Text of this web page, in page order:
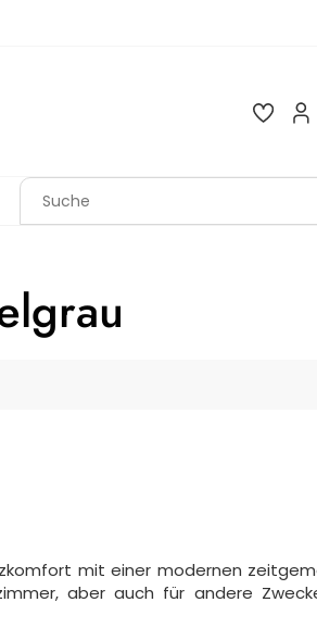
mit einer modernen
aber auch für andere